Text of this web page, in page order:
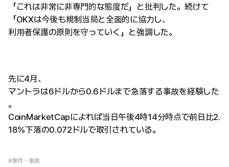
「これは非常に非専門的な態度だ」と批判した。続けて
「OKXは今後も規制当局と全面的に協力し、
利用者保護の原則を守っていく」と強調した。
先に4月、
マントラは6ドルから0.6ドルまで急落する事故を経験した
。
CoinMarketCapによれば当日午後4時14分時点で前日比2.
18%下落の0.072ドルで取引されている。
#事件・事故